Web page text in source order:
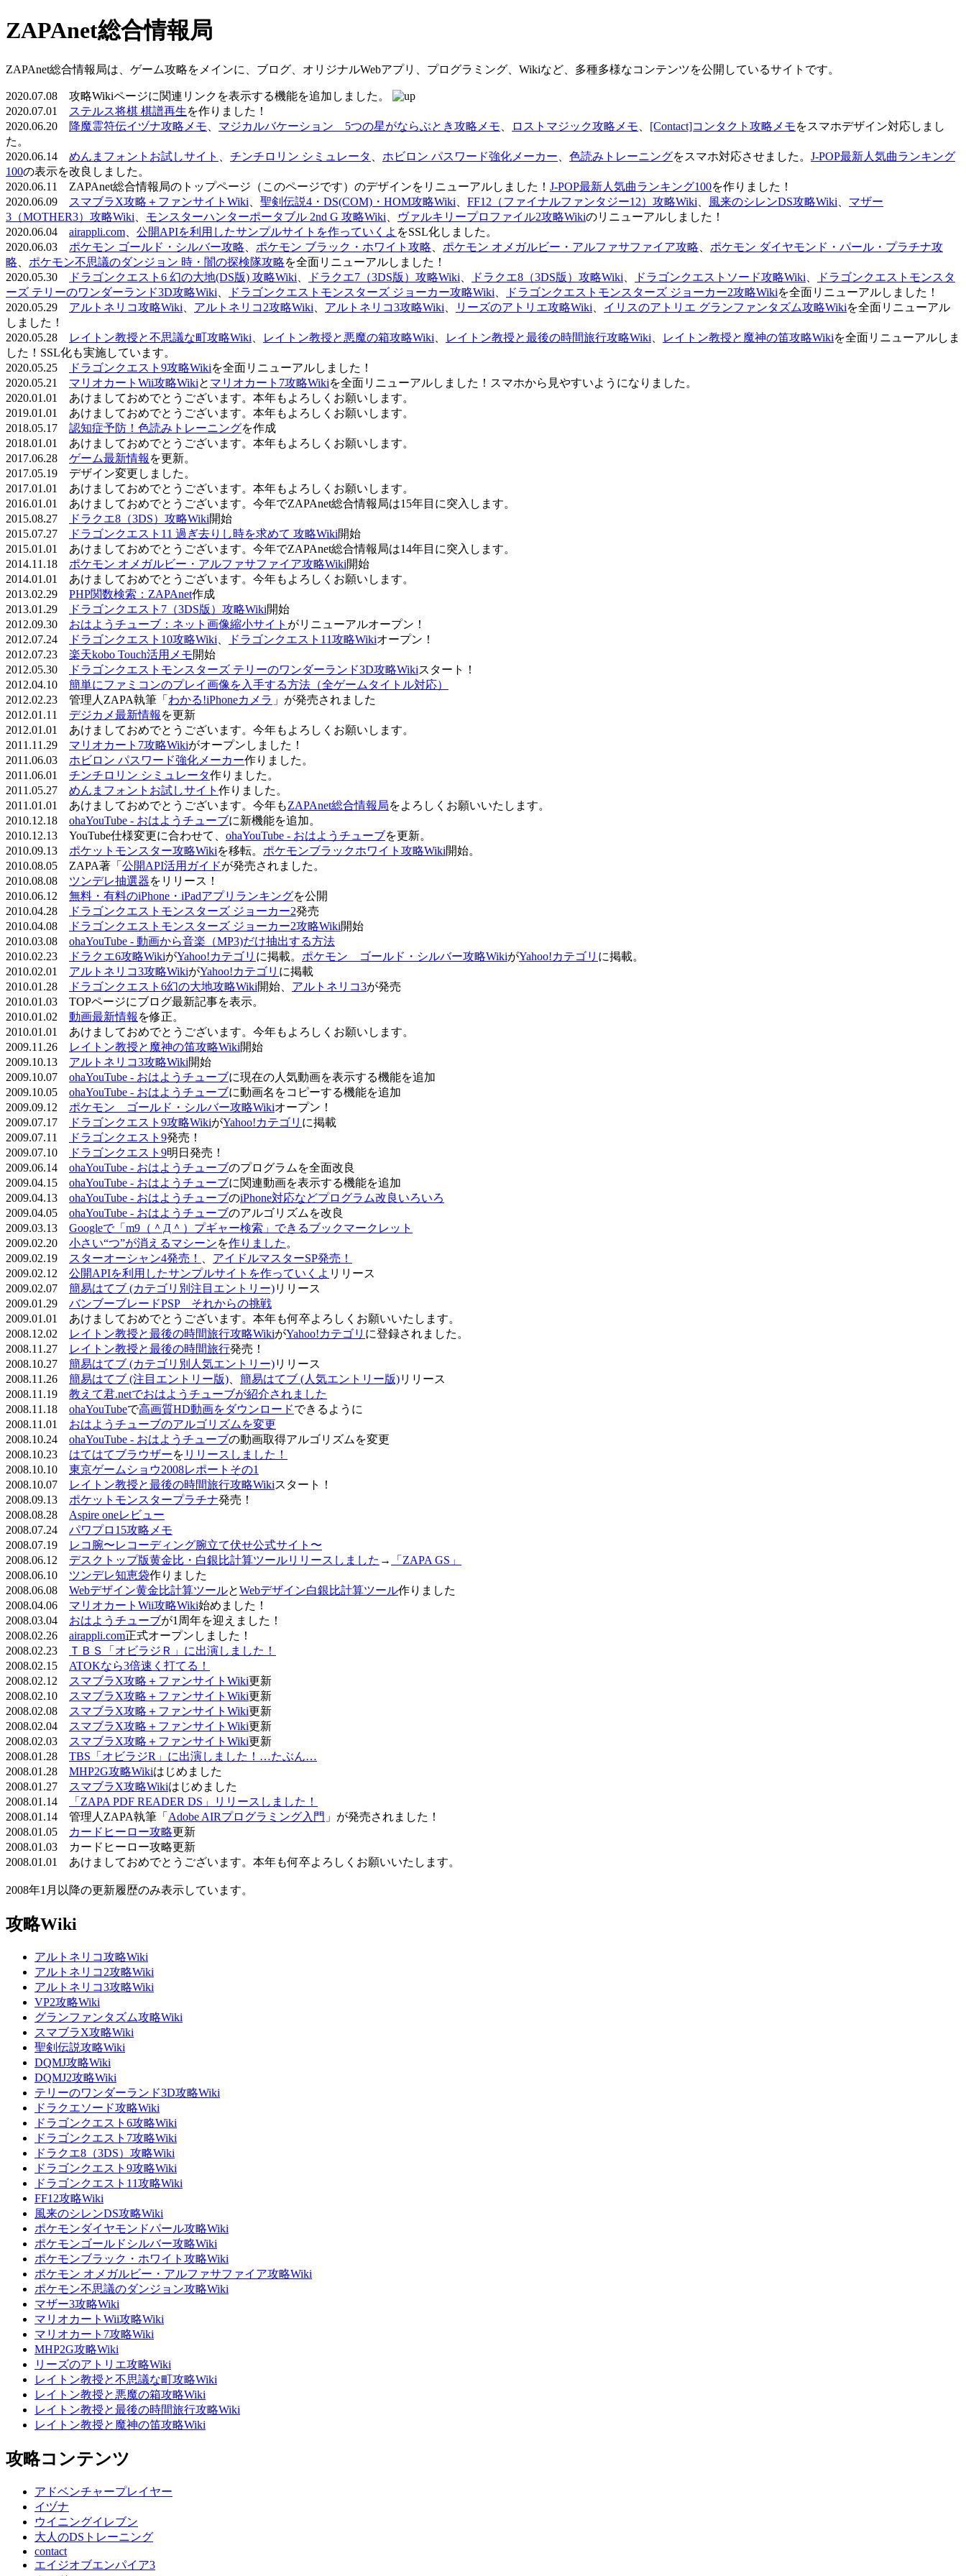
ZAPAnet総合情報局
ZAPAnet総合情報局は、ゲーム攻略をメインに、ブログ、オリジナルWebアプリ、プログラミング、Wikiなど、多種多様なコンテンツを公開しているサイトです。
2020.07.08 攻略Wikiページに関連リンクを表示する機能を追加しました。
2020.07.01
ステルス将棋 棋譜再生を作りました！
2020.06.20
降魔霊符伝イヅナ攻略メモ マジカルバケーション 5つの星がならぶとき攻略メモ ロストマジック攻略メモ [Contact]コンタクト攻略メモをスマホデザイン対応しまし
た。
2020.06.14 めんまフォントお試しサイト チンチロリン シミュレータ ホビロン パスワード強化メーカー 色読みトレーニングをスマホ対応させました。 J-POP最新人気曲ランキング
100の表示を改良しました。
2020.06.11 ZAPAnet総合情報局のトップページ（このページです）のデザインをリニューアルしました！ J-POP最新人気曲ランキング100を作りました！
2020.06.09
スマブラX攻略＋ファンサイトWiki 聖剣伝説4・DS(COM)・HOM攻略Wiki FF12（ファイナルファンタジー12）攻略Wiki 風来のシレンDS攻略Wiki
マザー
3（MOTHER3）攻略Wiki
モンスターハンターポータブル 2nd G 攻略Wiki ヴァルキリープロファイル2攻略Wikiのリニューアルしました！
2020.06.04 airappli.com 公開APIを利用したサンプルサイトを作っていくよ をSSL化しました。
2020.06.03 ポケモン ゴールド・シルバー攻略 ポケモン ブラック・ホワイト攻略 ポケモン オメガルビー・アルファサファイア攻略
ポケモン ダイヤモンド・パール・プラチナ攻
略
ポケモン不思議のダンジョン 時・闇の探検隊攻略を全面リニューアルしました！
2020.05.30
ドラゴンクエスト6 幻の大地(DS版) 攻略Wiki ドラクエ7（3DS版）攻略Wiki ドラクエ8（3DS版）攻略Wiki ドラゴンクエストソード攻略Wiki
ドラゴンクエストモンスタ
ーズ テリーのワンダーランド3D攻略Wiki
ドラゴンクエストモンスターズ ジョーカー攻略Wiki ドラゴンクエストモンスターズ ジョーカー2攻略Wikiを全面リニューアルしました！
2020.05.29 アルトネリコ攻略Wiki アルトネリコ2攻略Wiki アルトネリコ3攻略Wiki リーズのアトリエ攻略Wiki イリスのアトリエ グランファンタズム攻略Wikiを全面リニューアル
しました！
2020.05.28
レイトン教授と不思議な町攻略Wiki レイトン教授と悪魔の箱攻略Wiki レイトン教授と最後の時間旅行攻略Wiki レイトン教授と魔神の笛攻略Wikiを全面リニューアルしま
した！SSL化も実施しています。
2020.05.25
ドラゴンクエスト9攻略Wikiを全面リニューアルしました！
2020.05.21 マリオカートWii攻略Wikiと マリオカート7攻略Wikiを全面リニューアルしました！スマホから見やすいようになりました。
2020.01.01 あけましておめでとうございます。本年もよろしくお願いします。
2019.01.01 あけましておめでとうございます。本年もよろしくお願いします。
2018.05.17 認知症予防！色読みトレーニングを作成
2018.01.01 あけましておめでとうございます。本年もよろしくお願いします。
2017.06.28 ゲーム最新情報 を更新。
2017.05.19 デザイン変更しました。
2017.01.01 あけましておめでとうございます。本年もよろしくお願いします。
2016.01.01 あけましておめでとうございます。今年でZAPAnet総合情報局は15年目に突入します。
2015.08.27
ドラクエ8（3DS）攻略Wiki開始
2015.07.27
ドラゴンクエスト11 過ぎ去りし時を求めて 攻略Wiki開始
2015.01.01 あけましておめでとうございます。今年でZAPAnet総合情報局は14年目に突入します。
2014.11.18 ポケモン オメガルビー・アルファサファイア攻略Wiki開始
2014.01.01 あけましておめでとうございます。今年もよろしくお願いします。
2013.02.29 PHP関数検索：ZAPAnet作成
2013.01.29
ドラゴンクエスト7（3DS版）攻略Wiki開始
2012.09.30 おはようチューブ：ネット画像縮小サイト がリニューアルオープン！
2012.07.24
ドラゴンクエスト10攻略Wiki ドラゴンクエスト11攻略Wikiオープン！
2012.07.23 楽天kobo Touch活用メモ開始
2012.05.30
ドラゴンクエストモンスターズ テリーのワンダーランド3D攻略Wikiスタート！
2012.04.10 簡単にファミコンのプレイ画像を入手する方法（全ゲームタイトル対応）
2012.02.23 管理人ZAPA執筆「 わかる!iPhoneカメラ 」が発売されました
2012.01.11 デジカメ最新情報 を更新
2012.01.01 あけましておめでとうございます。今年もよろしくお願いします。
2011.11.29 マリオカート7攻略Wikiがオープンしました！
2011.06.03 ホビロン パスワード強化メーカー作りました。
2011.06.01 チンチロリン シミュレータ作りました。
2011.05.27 めんまフォントお試しサイト 作りました。
2011.01.01 あけましておめでとうございます。今年もZAPAnet総合情報局をよろしくお願いいたします。
2010.12.18 ohaYouTube - おはようチューブに新機能を追加。
2010.12.13 YouTube仕様変更に合わせて、 ohaYouTube - おはようチューブを更新。
2010.09.13 ポケットモンスター攻略Wikiを移転。 ポケモンブラックホワイト攻略Wiki開始。
2010.08.05 ZAPA著「 公開API活用ガイドが発売されました。
2010.08.08 ツンデレ抽選器をリリース！
2010.06.12 無料・有料のiPhone・iPadアプリランキングを公開
2010.04.28
ドラゴンクエストモンスターズ ジョーカー2発売
2010.04.08
ドラゴンクエストモンスターズ ジョーカー2攻略Wiki開始
2010.03.08 ohaYouTube - 動画から音楽（MP3)だけ抽出する方法
2010.02.23
ドラクエ6攻略WikiがYahoo!カテゴリ に掲載。 ポケモン ゴールド・シルバー攻略WikiがYahoo!カテゴリ に掲載。
2010.02.01 アルトネリコ3攻略WikiがYahoo!カテゴリ に掲載
2010.01.28
ドラゴンクエスト6幻の大地攻略Wiki開始、 アルトネリコ3が発売
2010.01.03 TOPページにブログ最新記事を表示。
2010.01.02 動画最新情報 を修正。
2010.01.01 あけましておめでとうございます。今年もよろしくお願いします。
2009.11.26
レイトン教授と魔神の笛攻略Wiki開始
2009.10.13 アルトネリコ3攻略Wiki開始
2009.10.07 ohaYouTube - おはようチューブに現在の人気動画を表示する機能を追加
2009.10.05 ohaYouTube - おはようチューブに動画名をコピーする機能を追加
2009.09.12 ポケモン ゴールド・シルバー攻略Wikiオープン！
2009.07.17
ドラゴンクエスト9攻略WikiがYahoo!カテゴリ に掲載
2009.07.11
ドラゴンクエスト9発売！
2009.07.10
ドラゴンクエスト9明日発売！
2009.06.14 ohaYouTube - おはようチューブのプログラムを全面改良
2009.04.15 ohaYouTube - おはようチューブに関連動画を表示する機能を追加
2009.04.13 ohaYouTube - おはようチューブのiPhone対応などプログラム改良いろいろ
2009.04.05 ohaYouTube - おはようチューブのアルゴリズムを改良
2009.03.13 Googleで「m9（＾Д＾）プギャー検索」できるブックマークレット
2009.02.20 小さい“つ”が消えるマシーンを作りました 。
2009.02.19
スターオーシャン4発売！
アイドルマスターSP発売！
2009.02.12 公開APIを利用したサンプルサイトを作っていくよ リリース
2009.02.07 簡易はてブ (カテゴリ別注目エントリー)リリース
2009.01.29 バンブーブレードPSP それからの挑戦
2009.01.01 あけましておめでとうございます。本年も何卒よろしくお願いいたします。
2008.12.02
レイトン教授と最後の時間旅行攻略WikiがYahoo!カテゴリ に登録されました。
2008.11.27
レイトン教授と最後の時間旅行発売！
2008.10.27 簡易はてブ (カテゴリ別人気エントリー)リリース
2008.11.26 簡易はてブ (注目エントリー版) 簡易はてブ (人気エントリー版)リリース
2008.11.19 教えて君.netでおはようチューブが紹介されました
2008.11.18 ohaYouTubeで高画質HD動画をダウンロードできるように
2008.11.01 おはようチューブのアルゴリズムを変更
2008.10.24 ohaYouTube - おはようチューブの動画取得アルゴリズムを変更
2008.10.23 はてはてブラウザーを リリースしました！
2008.10.10 東京ゲームショウ2008レポートその1
2008.10.07
レイトン教授と最後の時間旅行攻略Wikiスタート！
2008.09.13 ポケットモンスタープラチナ発売！
2008.08.28 Aspire oneレビュー
2008.07.24 パワプロ15攻略メモ
2008.07.19
レコ腕〜レコーディング腕立て伏せ公式サイト〜
2008.06.12 デスクトップ版黄金比・白銀比計算ツールリリースしました →
「ZAPA GS」
2008.06.10 ツンデレ知恵袋作りました
2008.06.08 Webデザイン黄金比計算ツールとWebデザイン白銀比計算ツール作りました
2008.04.06 マリオカートWii攻略Wiki始めました！
2008.03.04 おはようチューブが1周年を迎えました！
2008.02.26 airappli.com正式オープンしました！
2008.02.23
ＴＢＳ「オビラジＲ」に出演しました！
2008.02.15 ATOKなら3倍速く打てる！
2008.02.12
スマブラX攻略＋ファンサイトWiki更新
2008.02.10
スマブラX攻略＋ファンサイトWiki更新
2008.02.08
スマブラX攻略＋ファンサイトWiki更新
2008.02.04
スマブラX攻略＋ファンサイトWiki更新
2008.02.03
スマブラX攻略＋ファンサイトWiki更新
2008.01.28 TBS「オビラジR」に出演しました！…たぶん…
2008.01.28 MHP2G攻略Wikiはじめました
2008.01.27
スマブラX攻略Wikiはじめました
2008.01.14
「ZAPA PDF READER DS」リリースしました！
2008.01.14 管理人ZAPA執筆「 Adobe AIRプログラミング入門 」が発売されました！
2008.01.05
カードヒーロー攻略更新
2008.01.03 カードヒーロー攻略更新
2008.01.01 あけましておめでとうございます。本年も何卒よろしくお願いいたします。
2008年1月以降の更新履歴のみ表示しています。
攻略Wiki
アルトネリコ攻略Wiki
アルトネリコ2攻略Wiki
アルトネリコ3攻略Wiki
VP2攻略Wiki
グランファンタズム攻略Wiki
スマブラX攻略Wiki
聖剣伝説攻略Wiki
DQMJ攻略Wiki
DQMJ2攻略Wiki
テリーのワンダーランド3D攻略Wiki
ドラクエソード攻略Wiki
ドラゴンクエスト6攻略Wiki
ドラゴンクエスト7攻略Wiki
ドラクエ8（3DS）攻略Wiki
ドラゴンクエスト9攻略Wiki
ドラゴンクエスト11攻略Wiki
FF12攻略Wiki
風来のシレンDS攻略Wiki
ポケモンダイヤモンドパール攻略Wiki
ポケモンゴールドシルバー攻略Wiki
ポケモンブラック・ホワイト攻略Wiki
ポケモン オメガルビー・アルファサファイア攻略Wiki
ポケモン不思議のダンジョン攻略Wiki
マザー3攻略Wiki
マリオカートWii攻略Wiki
マリオカート7攻略Wiki
MHP2G攻略Wiki
リーズのアトリエ攻略Wiki
レイトン教授と不思議な町攻略Wiki
レイトン教授と悪魔の箱攻略Wiki
レイトン教授と最後の時間旅行攻略Wiki
レイトン教授と魔神の笛攻略Wiki
攻略コンテンツ
アドベンチャープレイヤー
イヅナ
ウイニングイレブン
大人のDSトレーニング
contact
エイジオブエンパイア3